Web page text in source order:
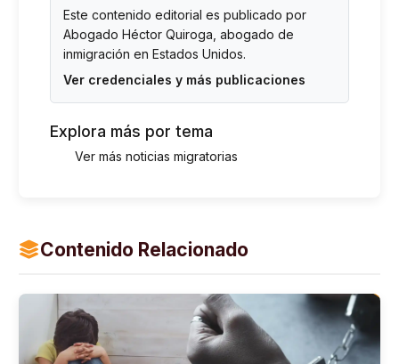
Este contenido editorial es publicado por
Abogado Héctor Quiroga , abogado de
inmigración en Estados Unidos.
Ver credenciales y más publicaciones
Explora más por tema
Ver más noticias migratorias
Contenido Relacionado